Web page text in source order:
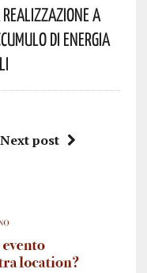
A
Di Energia
Next post